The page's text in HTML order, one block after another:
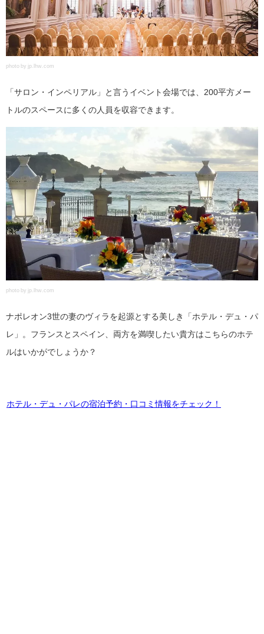
photo by jp.lhw.com
「サロン・インペリアル」と言うイベント会場では、200平方メー
トルのスペースに多くの人員を収容できます。
photo by jp.lhw.com
ナポレオン3世の妻のヴィラを起源とする美しき「ホテル・デュ・パ
レ」。フランスとスペイン、両方を満喫したい貴方はこちらのホテ
ルはいかがでしょうか？
ホテル・デュ・パレの宿泊予約・口コミ情報をチェック！